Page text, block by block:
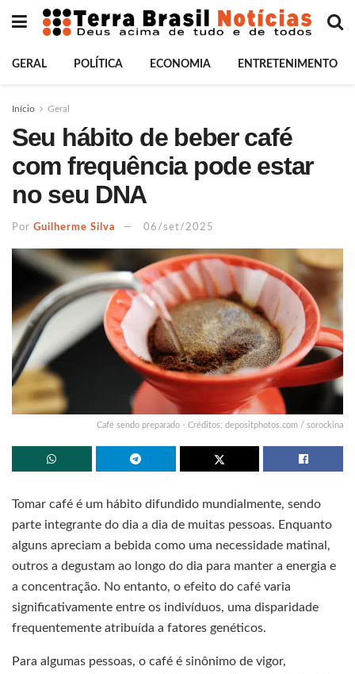
GERAL POLÍTICA ECONOMIA ENTRETENIMENTO
Início Geral
Seu hábito de beber café
com frequência pode estar
no seu DNA
Por Guilherme Silva 06/set/2025
Café sendo preparado - Créditos: depositphotos.com / sorockina
Tomar café é um hábito difundido mundialmente, sendo
parte integrante do dia a dia de muitas pessoas. Enquanto
alguns apreciam a bebida como uma necessidade matinal,
outros a degustam ao longo do dia para manter a energia e
a concentração. No entanto, o efeito do café varia
significativamente entre os indivíduos, uma disparidade
frequentemente atribuída a fatores genéticos.
Para algumas pessoas, o café é sinônimo de vigor,